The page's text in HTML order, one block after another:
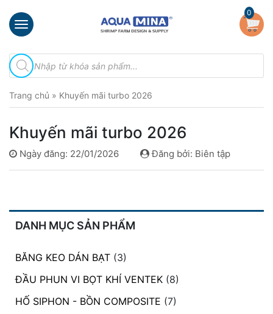
×
chủ
thiệu
phẩm
Đầu
Phun
Khí
Ventek
dẫn
đặt
0
Tìm
kiếm
sản
Trang chủ » Khuyến mãi turbo 2026
Khuyến mãi turbo 2026
Ngày đăng: 22/01/2026 Đăng bởi: Biên tập
DANH MỤC SẢN PHẨM
BĂNG KEO DÁN BẠT (3)
ĐẦU PHUN VI BỌT KHÍ VENTEK (8)
HỐ SIPHON - BỒN COMPOSITE (7)